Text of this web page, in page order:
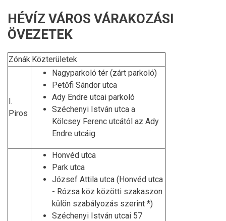
HÉVÍZ VÁROS VÁRAKOZÁSI
ÖVEZETEK
Zónák Közterületek
I.
Piros
Nagyparkoló tér (zárt parkoló)
Petőfi Sándor utca
Ady Endre utcai parkoló
Széchenyi István utca a
Kölcsey Ferenc utcától az Ady
Endre utcáig
Honvéd utca
Park utca
József Attila utca (Honvéd utca
- Rózsa köz közötti szakaszon
külön szabályozás szerint *)
Széchenyi István utcai 57